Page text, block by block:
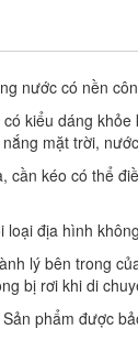
nước có nền
kiểu dáng
mặt trời,
kéo có thể
địa hình
lý bên trong
bị rơi khi di
phẩm được